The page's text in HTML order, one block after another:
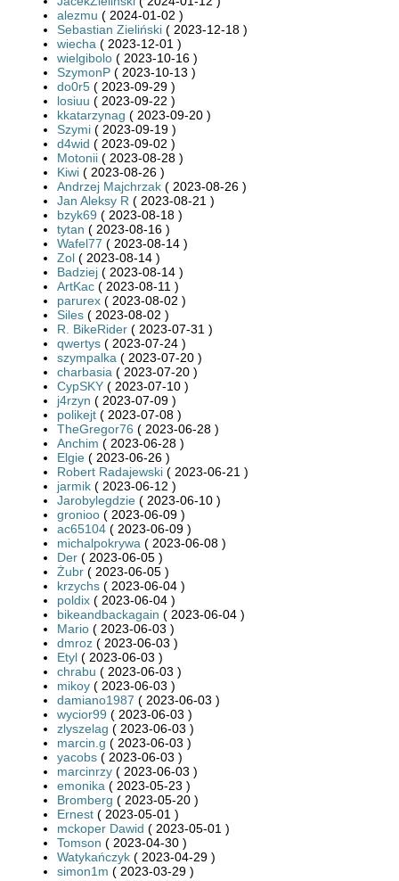
alezmu ( 2024-01-02 )
Sebastian Zieliński ( 2023-12-18 )
wiecha ( 2023-12-01 )
wielgibolo ( 2023-10-16 )
SzymonP ( 2023-10-13 )
do0r5 ( 2023-09-29 )
losiuu ( 2023-09-22 )
kkatarzynag ( 2023-09-20 )
Szymi ( 2023-09-19 )
d4wid ( 2023-09-02 )
Motonii ( 2023-08-28 )
Kiwi ( 2023-08-26 )
Andrzej Majchrzak ( 2023-08-26 )
Jan Aleksy R ( 2023-08-21 )
bzyk69 ( 2023-08-18 )
tytan ( 2023-08-16 )
Wafel77 ( 2023-08-14 )
Zol ( 2023-08-14 )
Badziej ( 2023-08-14 )
ArtKac ( 2023-08-11 )
parurex ( 2023-08-02 )
Siles ( 2023-08-02 )
R. BikeRider ( 2023-07-31 )
qwertys ( 2023-07-24 )
szympalka ( 2023-07-20 )
charbasia ( 2023-07-20 )
CypSKY ( 2023-07-10 )
j4rzyn ( 2023-07-09 )
polikejt ( 2023-07-08 )
TheGregor76 ( 2023-06-28 )
Anchim ( 2023-06-28 )
Elgie ( 2023-06-26 )
Robert Radajewski ( 2023-06-21 )
jarmik ( 2023-06-12 )
Jarobylegdzie ( 2023-06-10 )
gronioo ( 2023-06-09 )
ac65104 ( 2023-06-09 )
michalpokrywa ( 2023-06-08 )
Der ( 2023-06-05 )
Żubr ( 2023-06-05 )
krzychs ( 2023-06-04 )
poldix ( 2023-06-04 )
bikeandbackagain ( 2023-06-04 )
Mario ( 2023-06-03 )
dmroz ( 2023-06-03 )
Etyl ( 2023-06-03 )
chrabu ( 2023-06-03 )
mikoy ( 2023-06-03 )
damiano1987 ( 2023-06-03 )
wycior99 ( 2023-06-03 )
zlyszelag ( 2023-06-03 )
marcin.g ( 2023-06-03 )
yacobs ( 2023-06-03 )
marcinrzy ( 2023-06-03 )
emonika ( 2023-05-23 )
Bromberg ( 2023-05-20 )
Ernest ( 2023-05-01 )
mckoper Dawid ( 2023-05-01 )
Tomson ( 2023-04-30 )
Watykańczyk ( 2023-04-29 )
simon1m ( 2023-03-29 )